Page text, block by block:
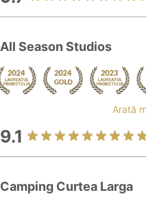
All Season Studios
Arată
9.1
Camping Curtea Larga